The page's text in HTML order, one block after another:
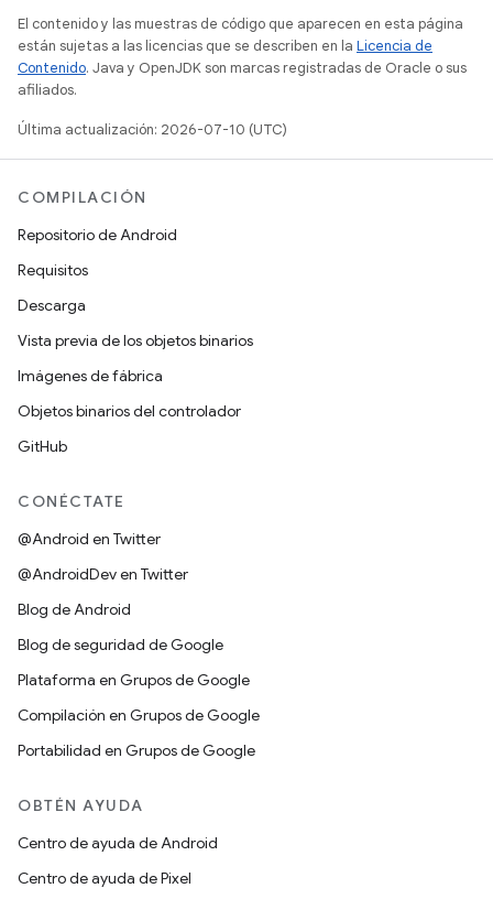
El contenido y las muestras de código que aparecen en esta página
están sujetas a las licencias que se describen en la Licencia de
Contenido. Java y OpenJDK son marcas registradas de Oracle o sus
afiliados.
Última actualización: 2026-07-10 (UTC)
COMPILACIÓN
Repositorio de Android
Requisitos
Descarga
Vista previa de los objetos binarios
Imágenes de fábrica
Objetos binarios del controlador
GitHub
CONÉCTATE
@Android en Twitter
@AndroidDev en Twitter
Blog de Android
Blog de seguridad de Google
Plataforma en Grupos de Google
Compilación en Grupos de Google
Portabilidad en Grupos de Google
OBTÉN AYUDA
Centro de ayuda de Android
Centro de ayuda de Pixel